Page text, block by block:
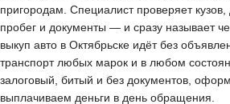
пригородам. Специалист проверяет кузов,
пробег и документы — и сразу называет
выкуп авто в Октябрьске идёт без
транспорт любых марок и в любом
залоговый, битый и без документов,
выплачиваем деньги в день обращения.